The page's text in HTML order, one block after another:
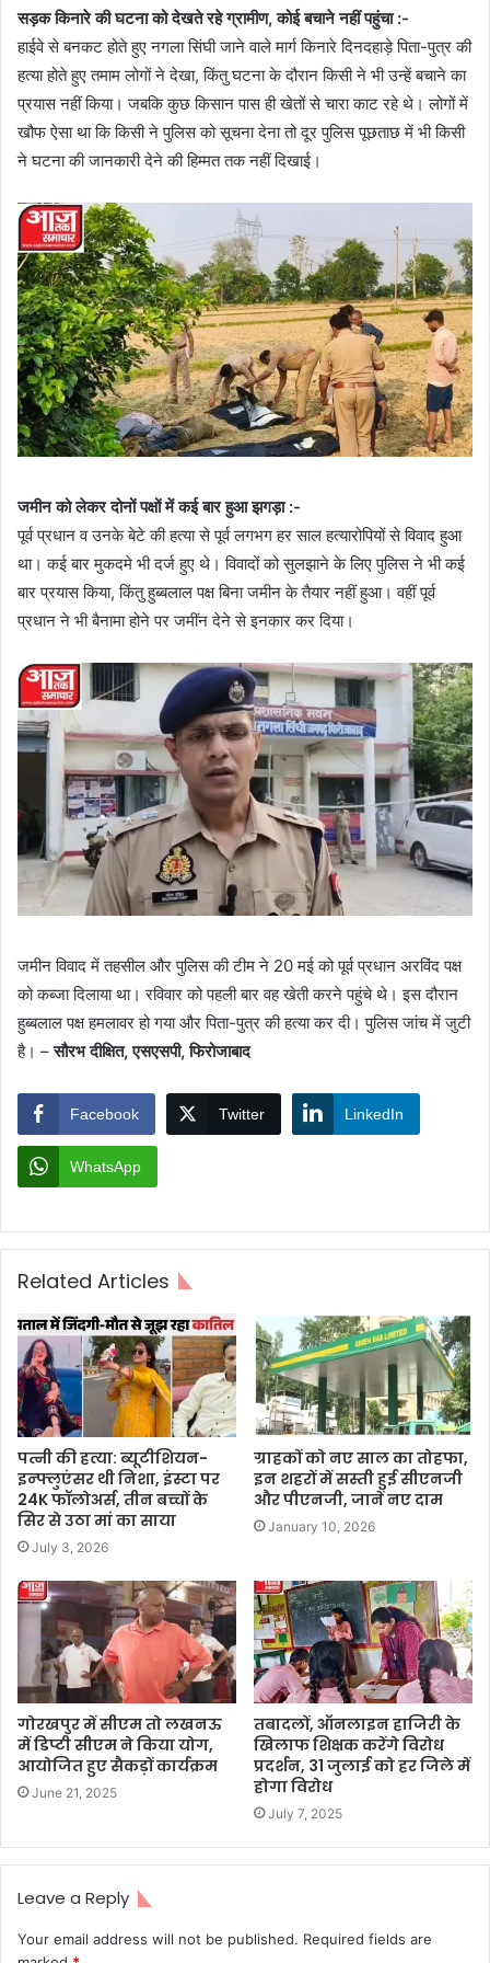
सड़क किनारे की घटना को देखते रहे ग्रामीण, कोई बचाने नहीं पहुंचा :-
हाईवे से बनकट होते हुए नगला सिंघी जाने वाले मार्ग किनारे दिनदहाड़े पिता-पुत्र की
हत्या होते हुए तमाम लोगों ने देखा, किंतु घटना के दौरान किसी ने भी उन्हें बचाने का
प्रयास नहीं किया। जबकि कुछ किसान पास ही खेतों से चारा काट रहे थे। लोगों में
खौफ ऐसा था कि किसी ने पुलिस को सूचना देना तो दूर पुलिस पूछताछ में भी किसी
ने घटना की जानकारी देने की हिम्मत तक नहीं दिखाई।
जमीन को लेकर दोनों पक्षों में कई बार हुआ झगड़ा :-
पूर्व प्रधान व उनके बेटे की हत्या से पूर्व लगभग हर साल हत्यारोपियों से विवाद हुआ
था। कई बार मुकदमे भी दर्ज हुए थे। विवादों को सुलझाने के लिए पुलिस ने भी कई
बार प्रयास किया, किंतु हुब्बलाल पक्ष बिना जमीन के तैयार नहीं हुआ। वहीं पूर्व
प्रधान ने भी बैनामा होने पर जमींन देने से इनकार कर दिया।
जमीन विवाद में तहसील और पुलिस की टीम ने 20 मई को पूर्व प्रधान अरविंद पक्ष
को कब्जा दिलाया था। रविवार को पहली बार वह खेती करने पहुंचे थे। इस दौरान
हुब्बलाल पक्ष हमलावर हो गया और पिता-पुत्र की हत्या कर दी। पुलिस जांच में जुटी
है। –सौरभ दीक्षित, एसएसपी, फिरोजाबाद
Facebook Twitter LinkedIn
WhatsApp
Related Articles
पत्नी की हत्या: ब्यूटीशियन-
इन्फ्लुएंसर थी निशा, इंस्टा पर
24K फॉलोअर्स, तीन बच्चों के
सिर से उठा मां का साया
July 3, 2026
ग्राहकों को नए साल का तोहफा,
इन शहरों में सस्ती हुई सीएनजी
और पीएनजी, जानें नए दाम
January 10, 2026
गोरखपुर में सीएम तो लखनऊ
में डिप्टी सीएम ने किया योग,
आयोजित हुए सैकड़ों कार्यक्रम
June 21, 2025
तबादलों, ऑनलाइन हाजिरी के
खिलाफ शिक्षक करेंगे विरोध
प्रदर्शन, 31 जुलाई को हर जिले में
होगा विरोध
July 7, 2025
Leave a Reply
Your email address will not be published. Required fields are